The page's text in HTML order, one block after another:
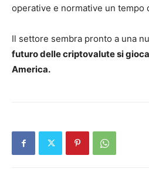
operative e normative un tempo
Il settore sembra pronto a una
futuro delle criptovalute si
America.